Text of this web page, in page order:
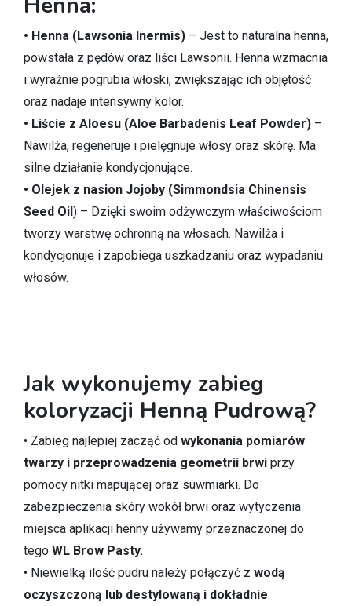
• Henna (Lawsonia Inermis) – Jest to naturalna henna,
powstała z pędów oraz liści Lawsonii. Henna wzmacnia
i wyraźnie pogrubia włoski, zwiększając ich objętość
oraz nadaje intensywny kolor.
• Liście z Aloesu (Aloe Barbadenis Leaf Powder) –
Nawilża, regeneruje i pielęgnuje włosy oraz skórę. Ma
silne działanie kondycjonujące.
• Olejek z nasion Jojoby (Simmondsia Chinensis
Seed Oil ) – Dzięki swoim odżywczym właściwościom
tworzy warstwę ochronną na włosach. Nawilża i
kondycjonuje i zapobiega uszkadzaniu oraz wypadaniu
włosów.
Jak wykonujemy zabieg
koloryzacji Henną Pudrową?
• Zabieg najlepiej zacząć od wykonania pomiarów
twarzy i przeprowadzenia geometrii brwi przy
pomocy nitki mapującej oraz suwmiarki. Do
zabezpieczenia skóry wokół brwi oraz wytyczenia
miejsca aplikacji henny używamy przeznaczonej do
tego WL Brow Pasty.
• Niewielką ilość pudru należy połączyć z wodą
oczyszczoną lub destylowaną i dokładnie